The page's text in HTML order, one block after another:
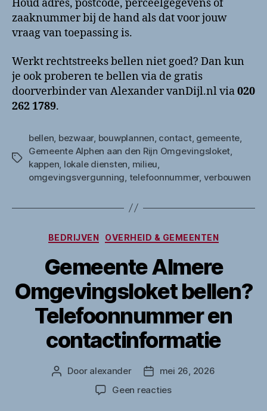
Houd adres, postcode, perceelgegevens of
zaaknummer bij de hand als dat voor jouw
vraag van toepassing is.
Werkt rechtstreeks bellen niet goed? Dan kun
je ook proberen te bellen via de gratis
doorverbinder van Alexander vanDijl.nl via020
262 1789.
Tags
bellen bezwaar, bouwplannen contact, gemeente
Gemeente Alphen aan den Rijn Omgevingsloket
kappen lokale diensten milieu
omgevingsvergunning telefoonnummer, verbouwen
Categorieën
BEDRIJVEN OVERHEID & GEMEENTEN
Gemeente Almere
Omgevingsloket bellen?
Telefoonnummer en
contactinformatie
Berichtauteur
Door alexander Berichtdatum
mei 26, 2026
Geen reactiesop